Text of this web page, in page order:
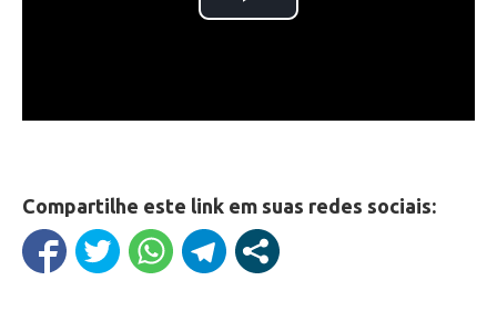
Compartilhe este link em suas redes sociais: